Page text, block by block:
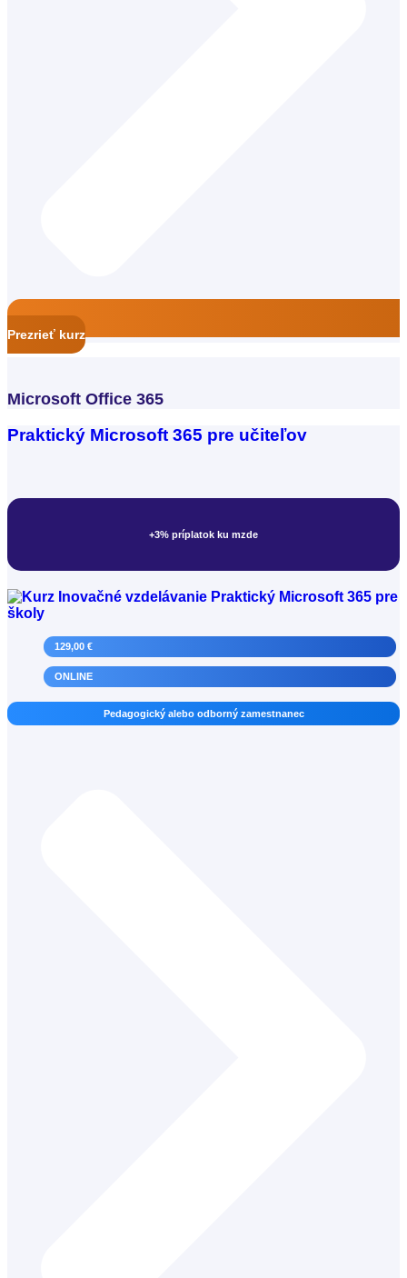
Kariérový poradca
Prezrieť kurz
Microsoft Office 365
Praktický Microsoft 365 pre učiteľov
+3% príplatok ku mzde
129,00 €
ONLINE
Pedagogický alebo odborný zamestnanec